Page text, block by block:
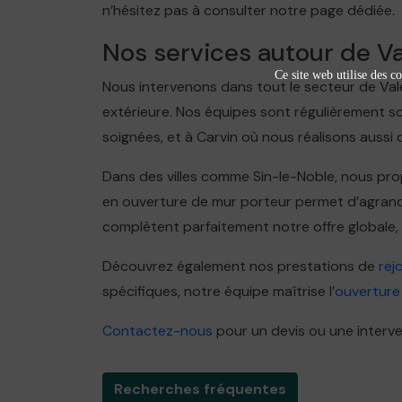
n’hésitez pas à consulter notre page dédiée.
Nos services autour de
Nous intervenons dans tout le secteur de
extérieure. Nos équipes sont régulièrement
soignées, et à Carvin où nous réalisons
Dans des villes comme Sin-le-Noble, nous
en ouverture de mur porteur permet
complètent parfaitement notre offre
Découvrez également nos prestations de
spécifiques, notre équipe maîtrise l’
Contactez-nous pour un devis ou une
Recherches fréquentes
Ce site web utilise des